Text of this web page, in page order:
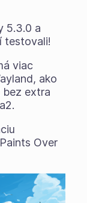
5.3.0 a
testovali!
viac
ako
extra
Over